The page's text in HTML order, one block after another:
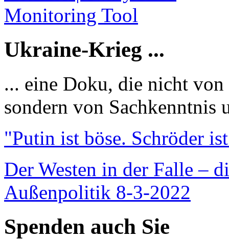
Ukraine-Krieg ...
... eine Doku, die nicht
sondern von Sachkenntnis
"Putin ist böse. Schröder
Der Westen in der Falle –
Außenpolitik 8-3-2022
Spenden auch Sie